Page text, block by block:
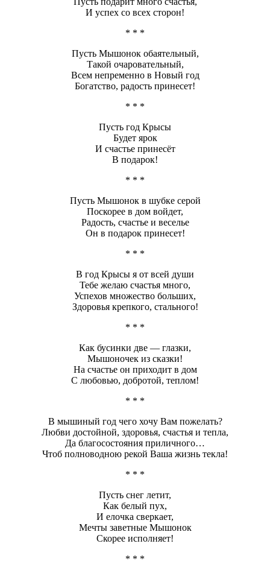
И успех со всех сторон!
* * *
Пусть Мышонок обаятельный,
Такой очаровательный,
Всем непременно в Новый год
Богатство, радость принесет!
* * *
Пусть год Крысы
Будет ярок
И счастье принесёт
В подарок!
* * *
Пусть Мышонок в шубке серой
Поскорее в дом войдет,
Радость, счастье и веселье
Он в подарок принесет!
* * *
В год Крысы я от всей души
Тебе желаю счастья много,
Успехов множество больших,
Здоровья крепкого, стального!
* * *
Как бусинки две — глазки,
Мышоночек из сказки!
На счастье он приходит в дом
С любовью, добротой, теплом!
* * *
В мышиный год чего хочу Вам пожелать?
Любви достойной, здоровья, счастья и тепла,
Да благосостояния приличного…
Чтоб полноводною рекой Ваша жизнь текла!
* * *
Пусть снег летит,
Как белый пух,
И елочка сверкает,
Мечты заветные Мышонок
Скорее исполняет!
* * *